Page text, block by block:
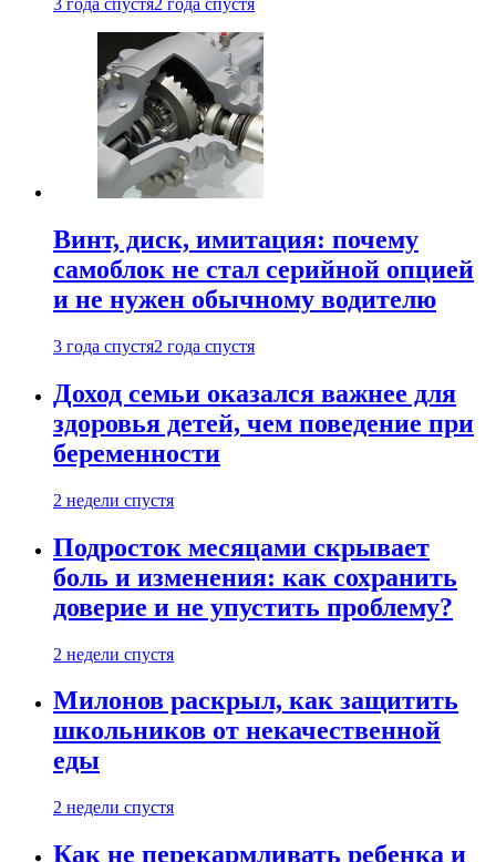
3 года спустя2 года спустя
Винт, диск, имитация: почему
самоблок не стал серийной опцией
и не нужен обычному водителю
3 года спустя2 года спустя
Доход семьи оказался важнее для
здоровья детей, чем поведение при
беременности
2 недели спустя
Подросток месяцами скрывает
боль и изменения: как сохранить
доверие и не упустить проблему?
2 недели спустя
Милонов раскрыл, как защитить
школьников от некачественной
еды
2 недели спустя
Как не перекармливать ребенка и